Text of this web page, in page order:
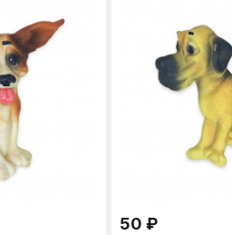
50 ₽